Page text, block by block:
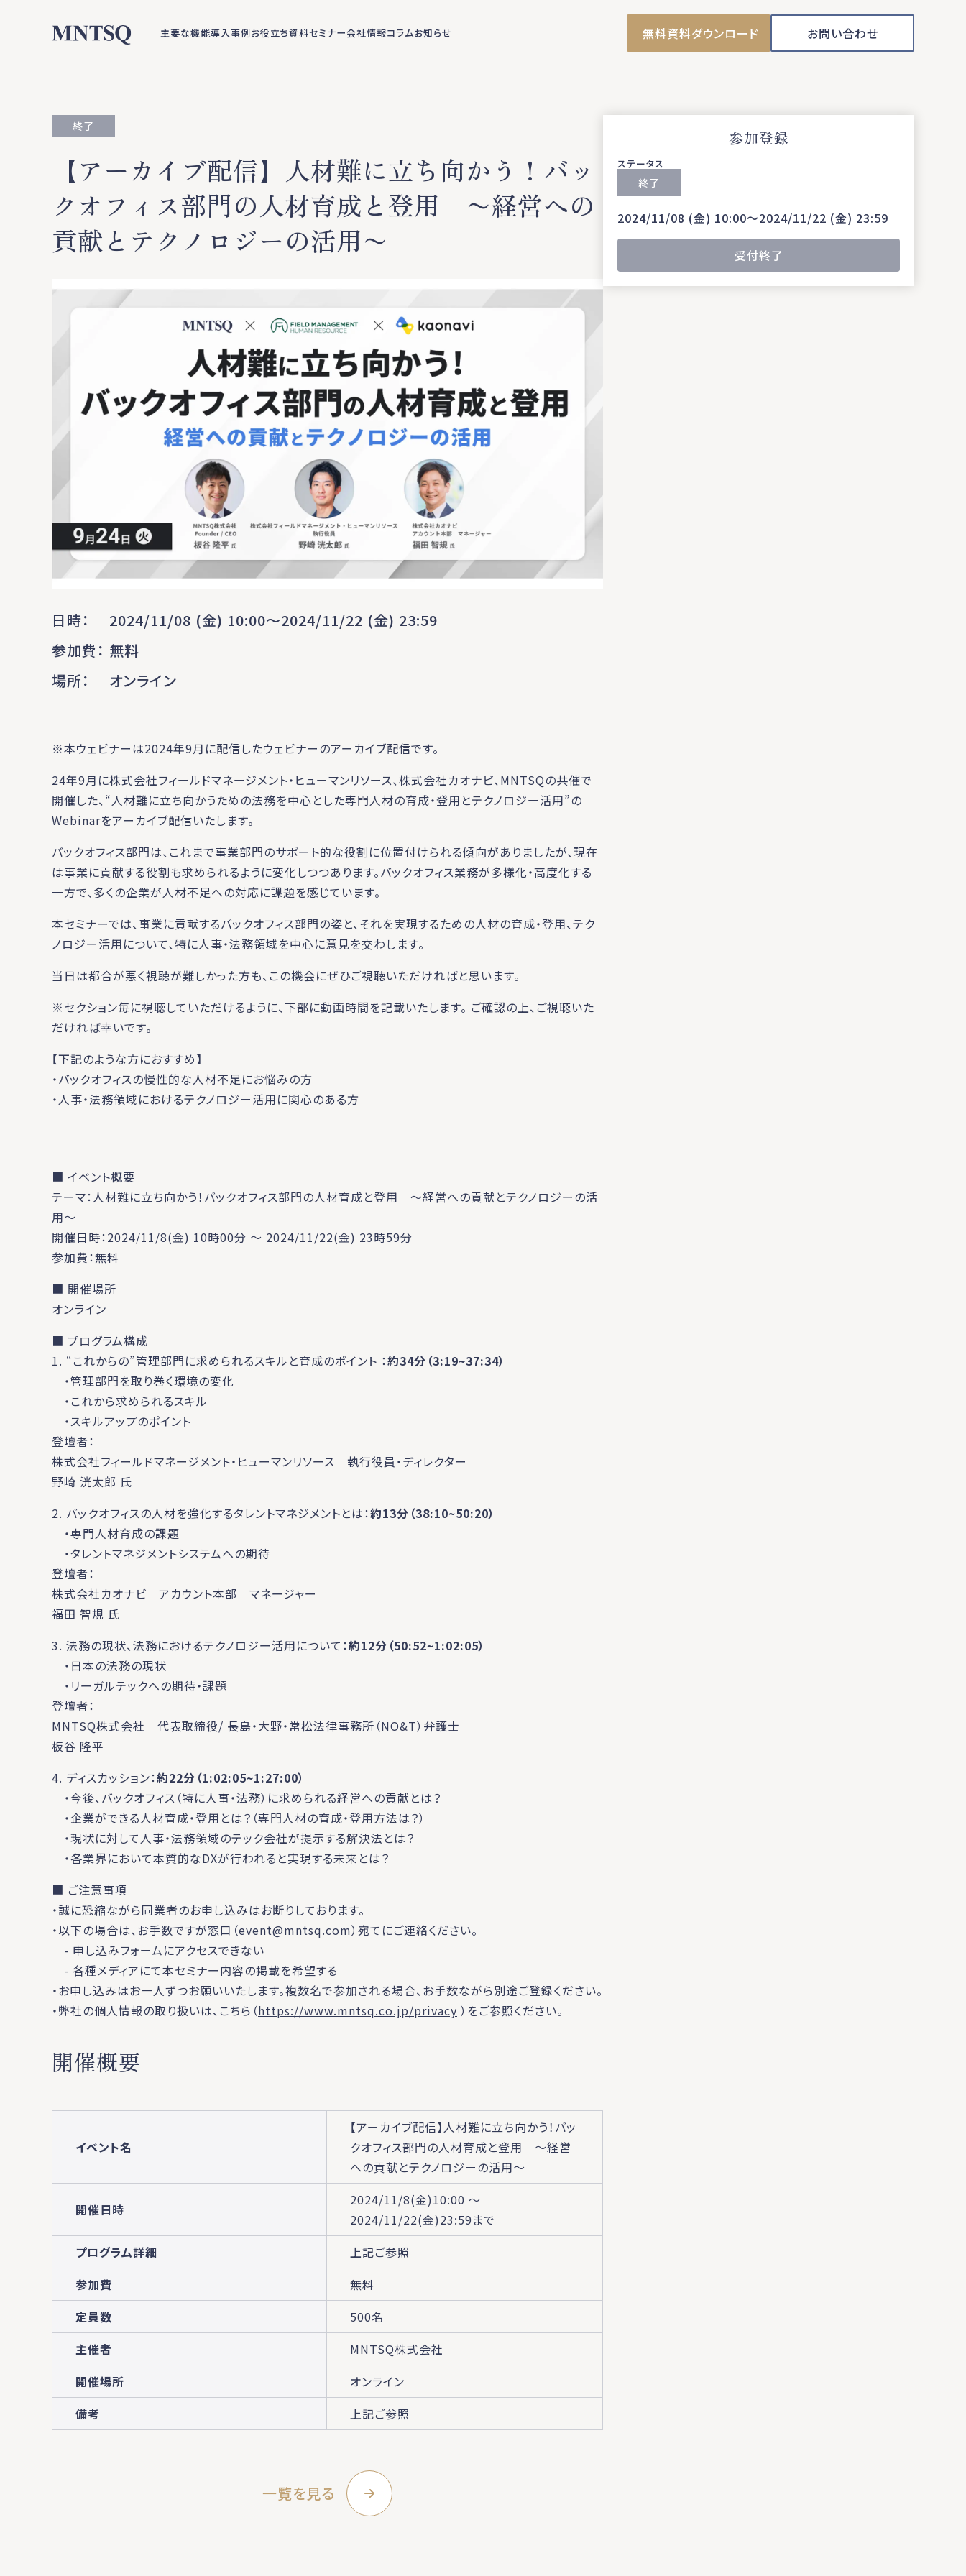
主要な機能導入事例お役立ち資料セミナー会社情報コラムお知らせ 無料資料ダウンロード お問い合わせ
終了
【アーカイブ配信】人材難に立ち向かう！バッ
クオフィス部門の人材育成と登用 〜経営への
貢献とテクノロジーの活用〜
日時
2024/11/08 (金) 10:00〜2024/11/22 (金) 23:59
参加費
無料
場所
オンライン
※本ウェビナーは2024年9月に配信したウェビナーのアーカイブ配信です。
24年9月に株式会社フィールドマネージメント・ヒューマンリソース、株式会社カオナビ、MNTSQの共催で
開催した、“人材難に立ち向かうための法務を中心とした専門人材の育成・登用とテクノロジー活用”の
Webinarをアーカイブ配信いたします。
バックオフィス部門は、これまで事業部門のサポート的な役割に位置付けられる傾向がありましたが、現在
は事業に貢献する役割も求められるように変化しつつあります。バックオフィス業務が多様化・高度化する
一方で、多くの企業が人材不足への対応に課題を感じています。
本セミナーでは、事業に貢献するバックオフィス部門の姿と、それを実現するための人材の育成・登用、テク
ノロジー活用について、特に人事・法務領域を中心に意見を交わします。
当日は都合が悪く視聴が難しかった方も、この機会にぜひご視聴いただければと思います。
※セクション毎に視聴していただけるように、下部に動画時間を記載いたします。 ご確認の上、ご視聴いた
だければ幸いです。
【下記のような方におすすめ】
・バックオフィスの慢性的な人材不足にお悩みの方
・人事・法務領域におけるテクノロジー活用に関心のある方
■ イベント概要
テーマ：人材難に立ち向かう！バックオフィス部門の人材育成と登用 〜経営への貢献とテクノロジーの活
用〜
開催日時：2024/11/8(金) 10時00分 ～ 2024/11/22(金) 23時59分
参加費：無料
■ 開催場所
オンライン
■ プログラム構成
1. “これからの”管理部門に求められるスキルと育成のポイント ：約34分 （3:19~37:34）
・管理部門を取り巻く環境の変化
・これから求められるスキル
・スキルアップのポイント
登壇者：
株式会社フィールドマネージメント・ヒューマンリソース 執行役員・ディレクター
野崎 洸太郎 氏
2. バックオフィスの人材を強化するタレントマネジメントとは：約13分 （38:10~50:20）
・専門人材育成の課題
・タレントマネジメントシステムへの期待
登壇者：
株式会社カオナビ アカウント本部 マネージャー
福田 智規 氏
3. 法務の現状、法務におけるテクノロジー活用について：約12分 （50:52~1:02:05）
・日本の法務の現状
・リーガルテックへの期待・課題
登壇者：
MNTSQ株式会社 代表取締役/ 長島・大野・常松法律事務所（NO&T）弁護士
板谷 隆平
4. ディスカッション：約22分 （1:02:05~1:27:00）
・今後、バックオフィス（特に人事・法務）に求められる経営への貢献とは？
・企業ができる人材育成・登用とは？（専門人材の育成・登用方法は？）
・現状に対して人事・法務領域のテック会社が提示する解決法とは？
・各業界において本質的なDXが行われると実現する未来とは？
■ ご注意事項
・誠に恐縮ながら同業者のお申し込みはお断りしております。
・以下の場合は、お手数ですが窓口（event@mntsq.com）宛てにご連絡ください。
- 申し込みフォームにアクセスできない
- 各種メディアにて本セミナー内容の掲載を希望する
・お申し込みはお一人ずつお願いいたします。複数名で参加される場合、お手数ながら別途ご登録ください。
・弊社の個人情報の取り扱いは、こちら（https://www.mntsq.co.jp/privacy ）をご参照ください。
開催概要
イベント名
【アーカイブ配信】人材難に立ち向かう！バッ
クオフィス部門の人材育成と登用 〜経営
への貢献とテクノロジーの活用〜
開催日時
2024/11/8(金)10:00 ～
2024/11/22(金)23:59まで
プログラム詳細
上記ご参照
参加費
無料
定員数
500名
主催者
MNTSQ株式会社
開催場所
オンライン
備考
上記ご参照
一覧を見る
参加登録
ステータス
終了
2024/11/08 (金) 10:00〜2024/11/22 (金) 23:59
受付終了